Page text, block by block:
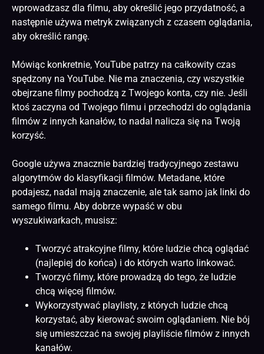
wprowadzasz dla filmu, aby określić jego przydatność, a
następnie używa metryk związanych z czasem oglądania,
aby określić rangę.
Mówiąc konkretnie, YouTube patrzy na całkowity czas
spędzony na YouTube. Nie ma znaczenia, czy wszystkie
obejrzane filmy pochodzą z Twojego konta, czy nie. Jeśli
ktoś zaczyna od Twojego filmu i przechodzi do oglądania
filmów z innych kanałów, to nadal nalicza się na Twoją
korzyść.
Google używa znacznie bardziej tradycyjnego zestawu
algorytmów do klasyfikacji filmów. Metadane, które
podajesz, nadal mają znaczenie, ale tak samo jak linki do
samego filmu. Aby dobrze wypaść w obu
wyszukiwarkach, musisz:
Tworzyć atrakcyjne filmy, które ludzie chcą oglądać
(najlepiej do końca) i do których warto linkować.
Tworzyć filmy, które prowadzą do tego, że ludzie
chcą więcej filmów.
Wykorzystywać playlisty, z których ludzie chcą
korzystać, aby kierować swoim oglądaniem. Nie bój
się umieszczać na swojej playliście filmów z innych
kanałów.